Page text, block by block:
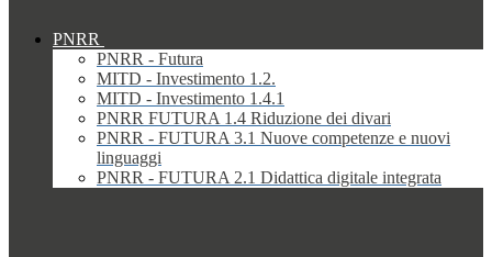
PNRR
PNRR - Futura
MITD - Investimento 1.2.
MITD - Investimento 1.4.1
PNRR FUTURA 1.4 Riduzione dei divari
PNRR - FUTURA 3.1 Nuove competenze e nuovi
linguaggi
PNRR - FUTURA 2.1 Didattica digitale integrata